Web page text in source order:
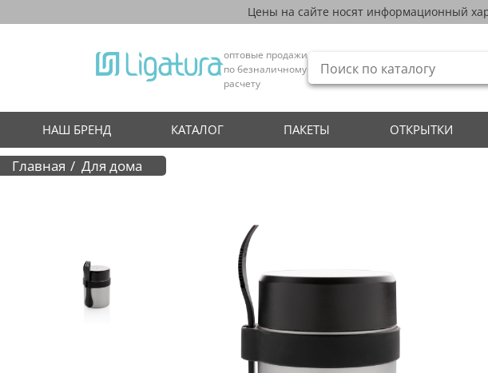
Цены на сайте носят информационный
оптовые продажи
по безналичному
расчету
НАШ БРЕНД КАТАЛОГ ПАКЕТЫ ОТКРЫТКИ
Главная Для дома